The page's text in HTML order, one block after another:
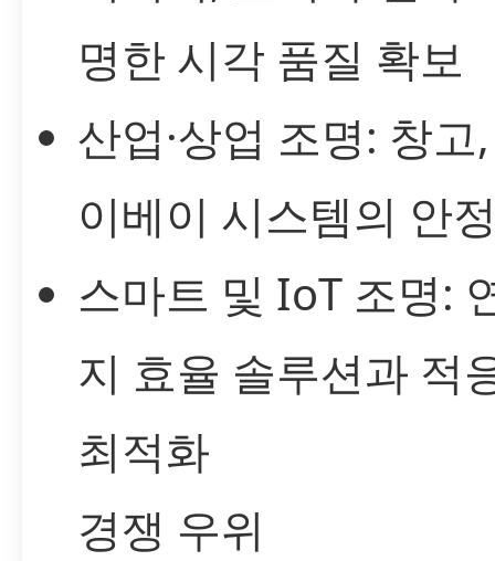
명한 시각 품질 확보
산업·상업 조명: 창
이베이 시스템의 안
스마트 및 IoT 조명:
지 효율 솔루션과 적
최적화
경쟁 우위